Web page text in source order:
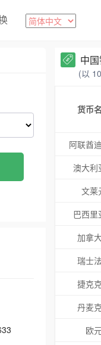
中
(以
货币
阿联酋
澳大利
文莱
巴西里
加拿
瑞士
捷克
丹麦
欧